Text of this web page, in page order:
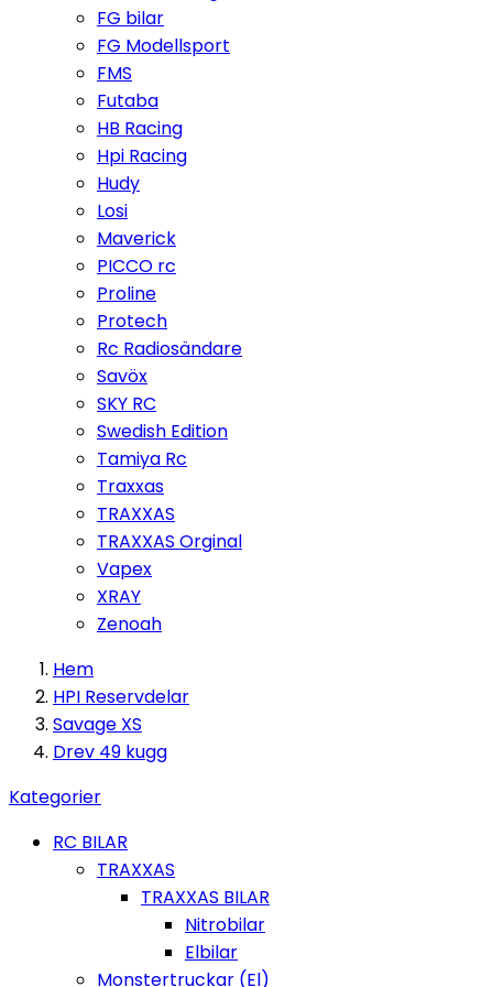
FG bilar
FG Modellsport
FMS
Futaba
HB Racing
Hpi Racing
Hudy
Losi
Maverick
PICCO rc
Proline
Protech
Rc Radiosändare
Savöx
SKY RC
Swedish Edition
Tamiya Rc
Traxxas
TRAXXAS
TRAXXAS Orginal
Vapex
XRAY
Zenoah
Hem
HPI Reservdelar
Savage XS
Drev 49 kugg
Kategorier
RC BILAR
TRAXXAS
TRAXXAS BILAR
Nitrobilar
Elbilar
Monstertruckar (El)